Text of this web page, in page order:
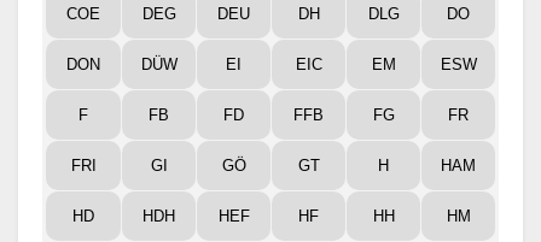
COE DEG DEU DH DLG DO
DON DÜW EI EIC EM ESW
F FB FD FFB FG FR
FRI GI GÖ GT H HAM
HD HDH HEF HF HH HM